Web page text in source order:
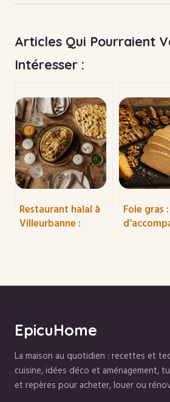
Articles Qui Pourraient
Intéresser :
Restaurant halal à
Villeurbanne :
Foie gras
EpicuHome
La maison au quotidien : recettes et
cuisine, idées déco et aménagement,
et repères pour acheter, louer ou